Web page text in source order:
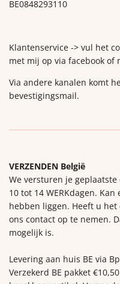
BE0848293110
Klantenservice -> vul het
met mij op via facebook of
Via andere kanalen komt
bevestigingsmail.
VERZENDEN België
We versturen je
10 tot 14 WERKdagen.
hebben liggen. Heeft u
ons contact op te nemen.
mogelijk is.
Levering aan huis BE via
Verzekerd BE pakket